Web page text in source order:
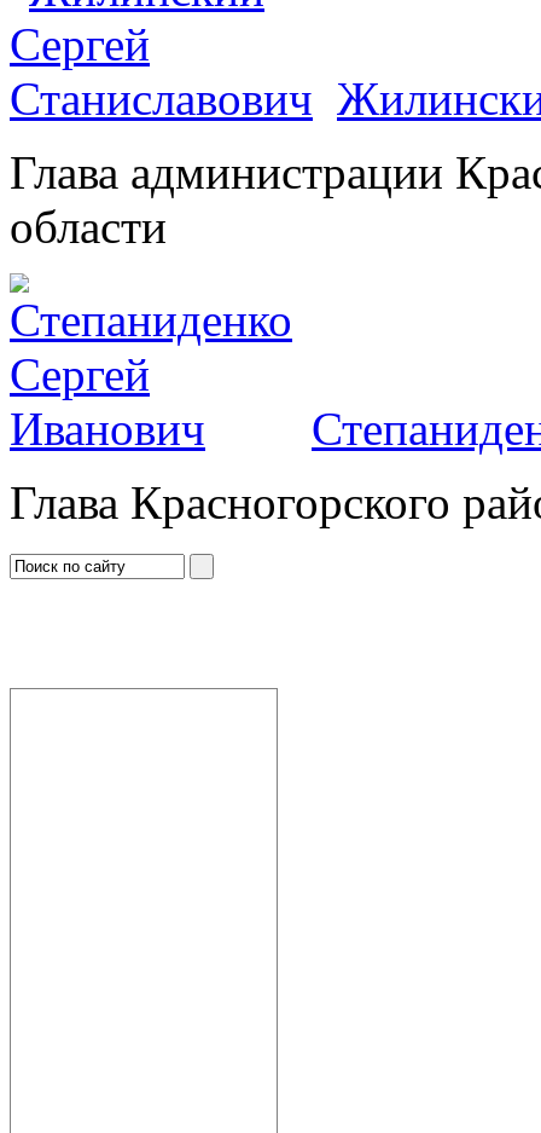
Глава администрации
области
Глава Красногорского